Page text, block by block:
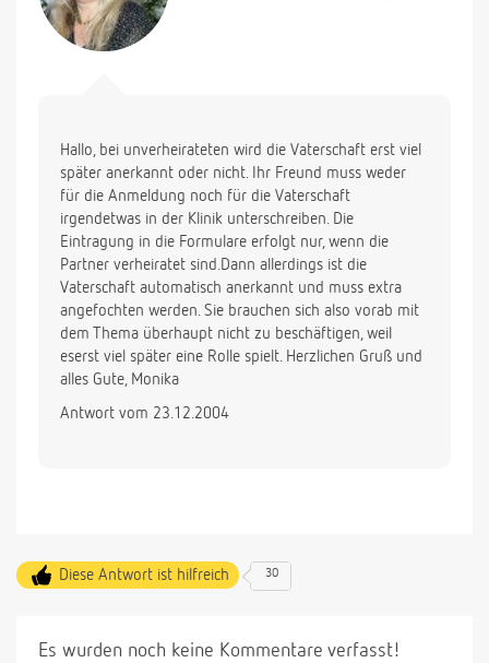
Hallo, bei unverheirateten wird die Vaterschaft erst viel
später anerkannt oder nicht. Ihr Freund muss weder
für die Anmeldung noch für die Vaterschaft
irgendetwas in der Klinik unterschreiben. Die
Eintragung in die Formulare erfolgt nur, wenn die
Partner verheiratet sind.Dann allerdings ist die
Vaterschaft automatisch anerkannt und muss extra
angefochten werden. Sie brauchen sich also vorab mit
dem Thema überhaupt nicht zu beschäftigen, weil
eserst viel später eine Rolle spielt. Herzlichen Gruß und
alles Gute, Monika
Antwort vom 23.12.2004
Diese Antwort ist hilfreich 30
Es wurden noch keine Kommentare verfasst!